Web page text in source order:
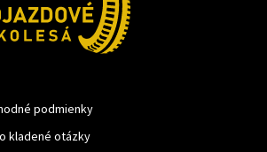
podmienky
kladené otázky